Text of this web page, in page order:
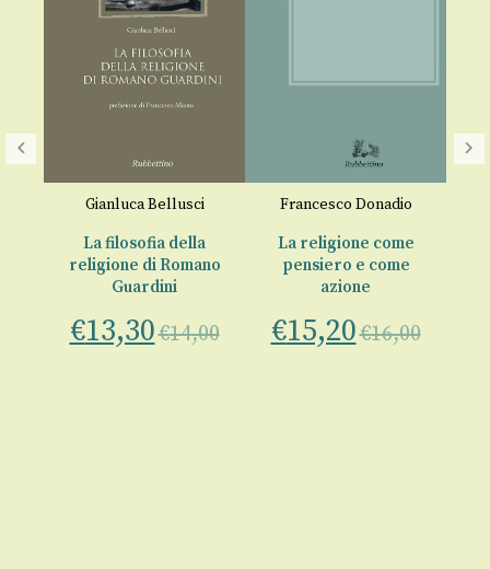
Gianluca Bellusci
La filosofia della
religione di Romano
Guardini
€13,30€14,00
Francesco Donadio
La religione come
pensiero e come
azione
€15,20€16,00